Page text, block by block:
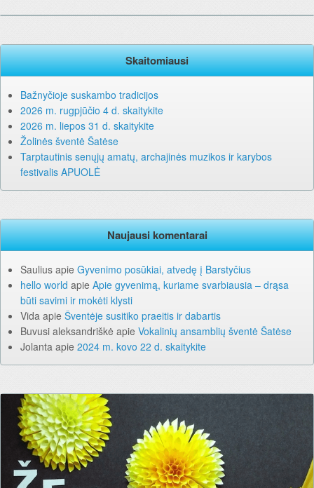
Skaitomiausi
Bažnyčioje suskambo tradicijos
2026 m. rugpjūčio 4 d. skaitykite
2026 m. liepos 31 d. skaitykite
Žolinės šventė Šatėse
Tarptautinis senųjų amatų, archajinės muzikos ir karybos
festivalis APUOLĖ
Naujausi komentarai
Saulius apie Gyvenimo posūkiai, atvedę į Barstyčius
hello world apie Apie gyvenimą, kuriame svarbiausia – drąsa
būti savimi ir mokėti klysti
Vida apie Šventėje susitiko praeitis ir dabartis
Buvusi aleksandriškė apie Vokalinių ansamblių šventė Šatėse
Jolanta apie 2024 m. kovo 22 d. skaitykite